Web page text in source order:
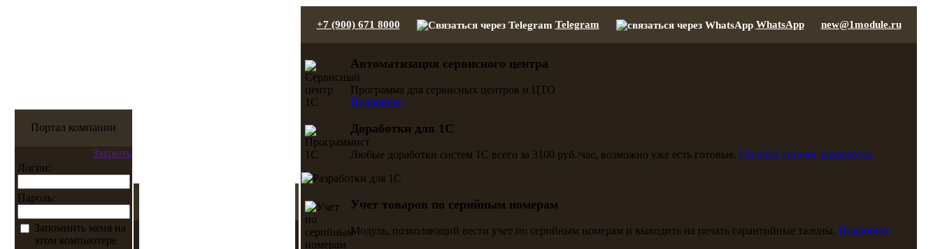
Портал компании
Закрыть
Логин:
Пароль:
Запомнить меня на
этом компьютере
+7 (900) 671 8000 Telegram WhatsApp new@1module.ru
Автоматизация сервисного центра
Программа для сервисных центров и ЦТО
Подробнее
Доработки для 1С
Любые доработки систем 1С всего за 3100 руб./час, возможно уже есть готовые. Полный каталог разработок
Учет товаров по серийным номерам
Модуль, позволяющий вести учет по серийным номерам и выводить на печать гарантийные талоны. Подробнее